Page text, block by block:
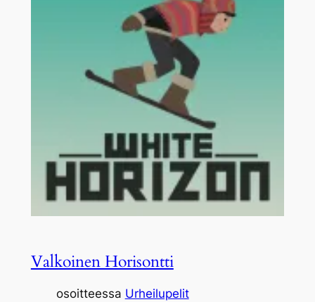
Valkoinen Horisontti
osoitteessa Urheilupelit